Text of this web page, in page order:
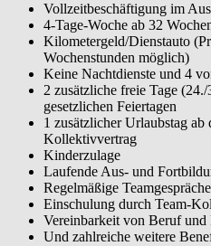
Vollzeitbeschäftigung im
4-Tage-Woche ab 32
Kilometergeld/Dienstauto
Wochenstunden möglich)
Keine Nachtdienste und 4
2 zusätzliche freie Tage
gesetzlichen Feiertagen
1 zusätzlicher Urlaubstag
Kollektivvertrag
Kinderzulage
Laufende Aus- und
Regelmäßige Teamgespräche
Einschulung durch Team-
Vereinbarkeit von Beruf und
Und zahlreiche weitere